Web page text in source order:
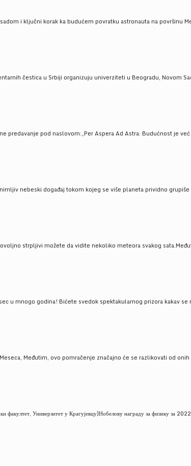
i ključni korak ka budućem povratku astronauta na površinu
čestica u Srbiji organizuju univerziteti u Beogradu, Novom
predavanje pod naslovom:„Per Aspera Ad Astra: Budućnost je
nebeski događaj tokom kojeg se više planeta prividno
strpljivi možete da vidite nekoliko meteora svakog
u mnogo godina! Bićete svedok spektakularnog prizora kakav
Međutim, ovo pomračenje značajno će se razlikovati od
Универзитет у Крагујевцу)Нобелову награду за физику за